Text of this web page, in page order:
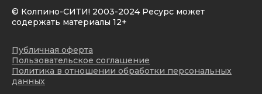
© Колпино-СИТИ! 2003-2024 Ресурс может
содержать материалы 12+
Публичная оферта
Пользовательское соглашение
Политика в отношении обработки персональных
данных